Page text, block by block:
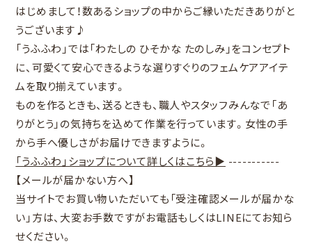
はじめまして！数あるショップの中からご縁いただきありがと
うございます♪
「うふふわ」では「わたしの ひそかな たのしみ」をコンセプト
に、可愛くて安心できるような選りすぐりのフェムケアアイテ
ムを取り揃えています。
ものを作るときも、送るときも、職人やスタッフみんなで「あ
りがとう」の気持ちを込めて作業を行っています。女性の手
から手へ優しさがお届けできますように。
「うふふわ」ショップについて詳しくはこちら▶ -----------
【メールが届かない方へ】
当サイトでお買い物いただいても「受注確認メールが届かな
い 」方は、大変お手数ですがお電話もしくはLINEにてお知ら
せください。